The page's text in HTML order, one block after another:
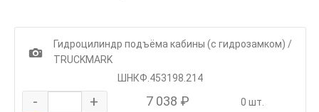
1
Гидроцилиндр подъёма кабины (с гидрозамком) /
TRUCKMARK
ШНКФ.453198.214
- + 7 038 ₽ 0 шт.